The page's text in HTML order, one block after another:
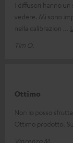
I diffusori hanno
vedere. Mi sono
nella calibrazion
Tim O.
Ottimo
Non lo posso
Ottimo prodotto.
Vincenzo M.